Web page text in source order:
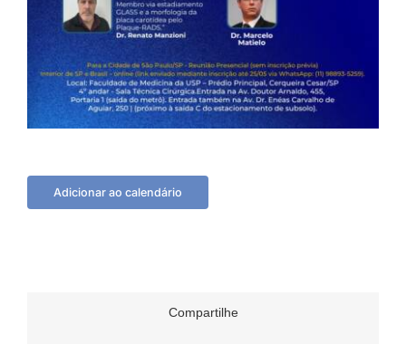
Adicionar ao calendário
Compartilhe